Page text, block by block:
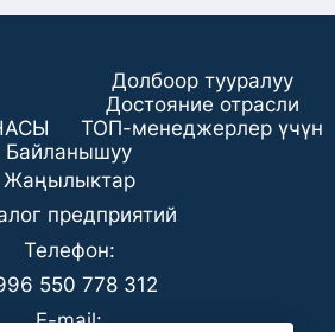
Долбоор тууралуу
Достояние отрасли
ТОП-менеджерлер үчүн
Байланышуу
Жаңылыктар
предприятий
Телефон:
550 778 312
E-mail: